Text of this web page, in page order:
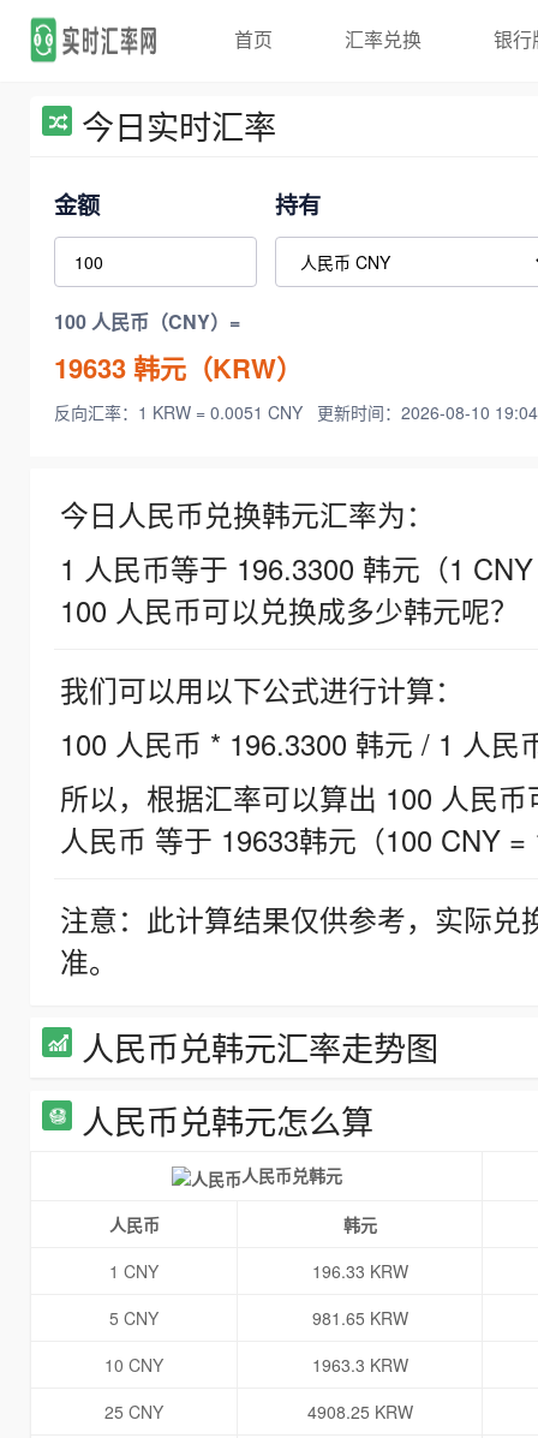
首页 汇率兑换 银行
今日实时汇率
金额 持有
100 人民币（CNY）=
19633韩元（KRW）
反向汇率：1 KRW = 0.0051 CNY 更新时间：2026-08-10
今日人民币兑换韩元汇率为：
1 人民币等于 196.3300 韩元（1
100 人民币可以兑换成多少韩元呢？
我们可以用以下公式进行计算：
100 人民币 * 196.3300 韩元 / 1 人民
所以，根据汇率可以算出 100 人民
人民币 等于 19633韩元（100 CNY =
注意：此计算结果仅供参考，实际
准。
人民币兑韩元汇率走势图
人民币兑韩元怎么算
人民币兑韩元
人民币
韩元
1 CNY
196.33 KRW
5 CNY
981.65 KRW
10 CNY
1963.3 KRW
25 CNY
4908.25 KRW